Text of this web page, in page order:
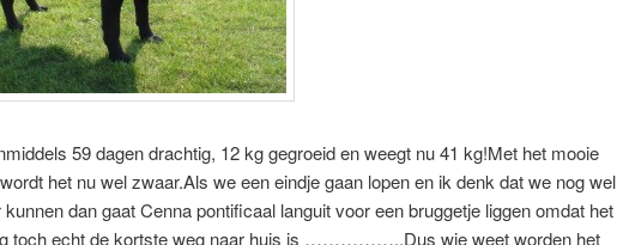
59 dagen drachtig, 12 kg gegroeid en weegt nu 41 kg!Met het mooie
het nu wel zwaar.Als we een eindje gaan lopen en ik denk dat we nog wel
dan gaat Cenna pontificaal languit voor een bruggetje liggen omdat het
toch echt de kortste weg naar huis is ……………..Dus wie weet worden het